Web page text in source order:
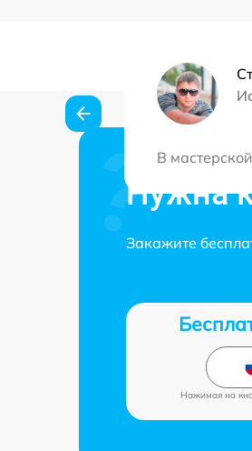
В
Нужна
Закажите
Нажимая на